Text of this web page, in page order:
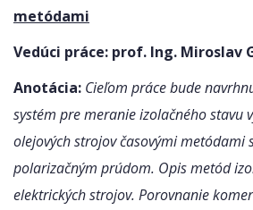
metódami
Vedúci práce: prof. Ing. Miroslav
Anotácia: Cieľom práce bude
systém pre meranie izolačného stavu
olejových strojov časovými metódami
polarizačným prúdom. Opis metód
elektrických strojov. Porovnanie